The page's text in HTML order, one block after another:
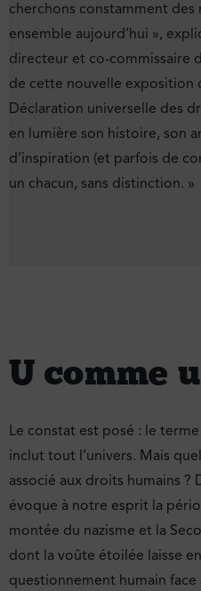
cherchons constamment
ensemble aujourd’hui »,
directeur et co-commissaire
de cette nouvelle exposition
Déclaration universelle des
en lumière son histoire, son
d’inspiration (et parfois de
un chacun, sans distinction. »
U comme
Le constat est posé : le
inclut tout l’univers. Mais
associé aux droits humains ?
évoque à notre esprit la
montée du nazisme et la
dont la voûte étoilée laisse
questionnement humain face